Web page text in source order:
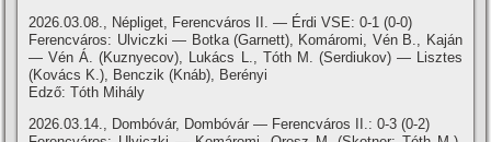
2026.03.08., Népliget, Ferencváros II. — Érdi VSE: 0-1 (0-0)
Ferencváros: Ulviczki — Botka (Garnett), Komáromi, Vén B., Kaján
— Vén Á. (Kuznyecov), Lukács L., Tóth M. (Serdiukov) — Lisztes
(Kovács K.), Benczik (Knáb), Berényi
Edző: Tóth Mihály
2026.03.14., Dombóvár, Dombóvár — Ferencváros II.: 0-3 (0-2)